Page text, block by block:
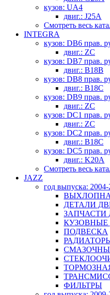
кузов: UA4
двиг.: J25A
Смотреть весь
INTEGRA
кузов: DB6 прав.
двиг.: ZC
кузов: DB7 прав.
двиг.: B18B
кузов: DB8 прав.
двиг.: B18C
кузов: DB9 прав.
двиг.: ZC
кузов: DC1 прав.
двиг.: ZC
кузов: DC2 прав.
двиг.: B18C
кузов: DC5 прав.
двиг.: K20A
Смотреть весь
JAZZ
год выпуска: 2004-
ДЕТАЛИ
ЗАПЧАСТИ
КУЗОВНЫЕ
ПОДВЕСКА
ФИЛЬТРЫ